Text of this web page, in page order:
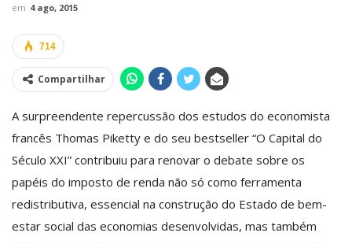
em 4 ago, 2015
714
Compartilhar
A surpreendente repercussão dos estudos do economista
francês Thomas Piketty e do seu best­seller “O Capital do
Século XXI” contribuiu para renovar o debate sobre os
papéis do imposto de renda não só como ferramenta
redistributiva, essencial na construção do Estado de bem­
estar social das economias desenvolvidas, mas também